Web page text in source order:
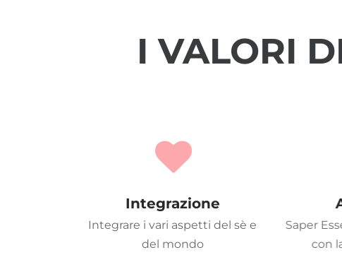
I VALORI
Integrazione
Integrare i vari aspetti del sè e
del mondo
Saper
con